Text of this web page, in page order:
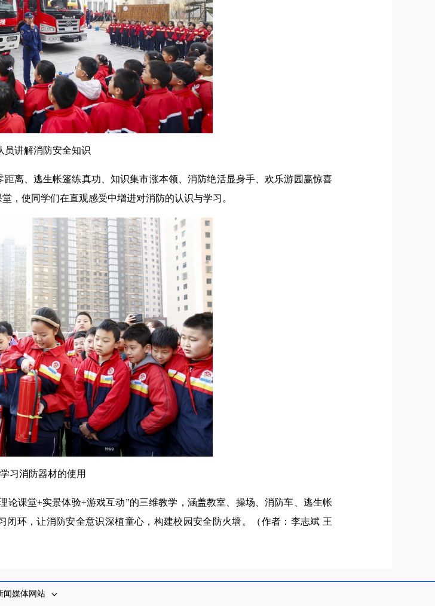
员讲解消防安全知识
离、逃生帐篷练真功、知识集市涨本领、消防绝活显身手、欢乐游园赢惊喜
，使同学们在直观感受中增进对消防的认识与学习。
习消防器材的使用
论课堂+实景体验+游戏互动”的三维教学，涵盖教室、操场、消防车、逃生帐
环，让消防安全意识深植童心，构建校园安全防火墙。（作者：李志斌 王
闻媒体网站